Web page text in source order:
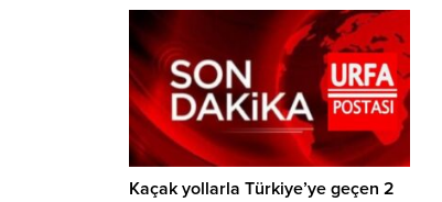
Kaçak yollarla Türkiye’ye geçen 2